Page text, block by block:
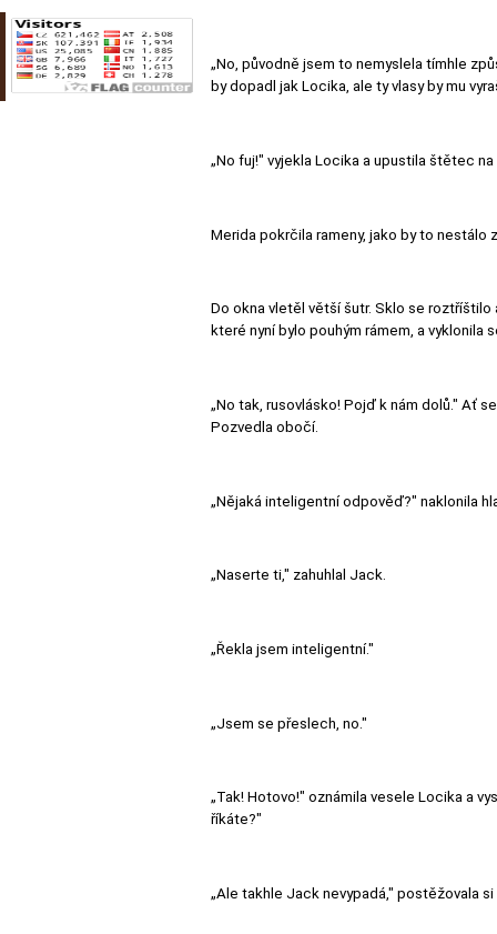
„No, původně jsem to nemyslela tímhle
by dopadl jak Locika, ale ty vlasy by mu
„No fuj!" vyjekla Locika a upustila štětec
Merida pokrčila rameny, jako by to nestálo
Do okna vletěl větší šutr. Sklo se
které nyní bylo pouhým rámem, a vyklonila
„No tak, rusovlásko! Pojď k nám dolů." Ať
Pozvedla obočí.
„Nějaká inteligentní odpověď?" naklonila
„Naserte ti," zahuhlal Jack.
„Řekla jsem inteligentní."
„Jsem se přeslech, no."
„Tak! Hotovo!" oznámila vesele Locika a
říkáte?"
„Ale takhle Jack nevypadá," postěžovala